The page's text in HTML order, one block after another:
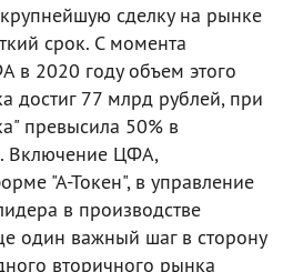
сделку на рынке
срок. С момента
в 2020 году объем этого
достиг 77 млрд рублей, при
превысила 50% в
Включение ЦФА,
"А-Токен", в управление
в производстве
один важный шаг в сторону
вторичного рынка